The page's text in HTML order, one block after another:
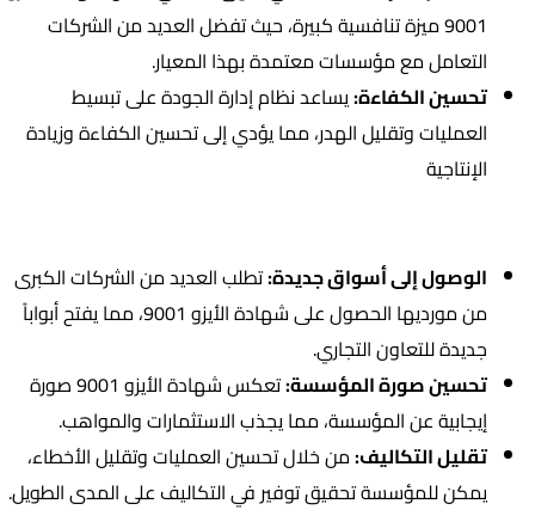
9001 ميزة تنافسية كبيرة، حيث تفضل العديد من الشركات
التعامل مع مؤسسات معتمدة بهذا المعيار.
تحسين الكفاءة:يساعد نظام إدارة الجودة على تبسيط
العمليات وتقليل الهدر، مما يؤدي إلى تحسين الكفاءة وزيادة
الإنتاجية
الوصول إلى أسواق جديدة:تطلب العديد من الشركات الكبرى
من مورديها الحصول على شهادة الأيزو 9001، مما يفتح أبواباً
جديدة للتعاون التجاري.
تحسين صورة المؤسسة:
تعكس شهادة الأيزو 9001 صورة
إيجابية عن المؤسسة، مما يجذب الاستثمارات والمواهب.
تقليل التكاليف:من خلال تحسين العمليات وتقليل الأخطاء،
يمكن للمؤسسة تحقيق توفير في التكاليف على المدى الطويل.